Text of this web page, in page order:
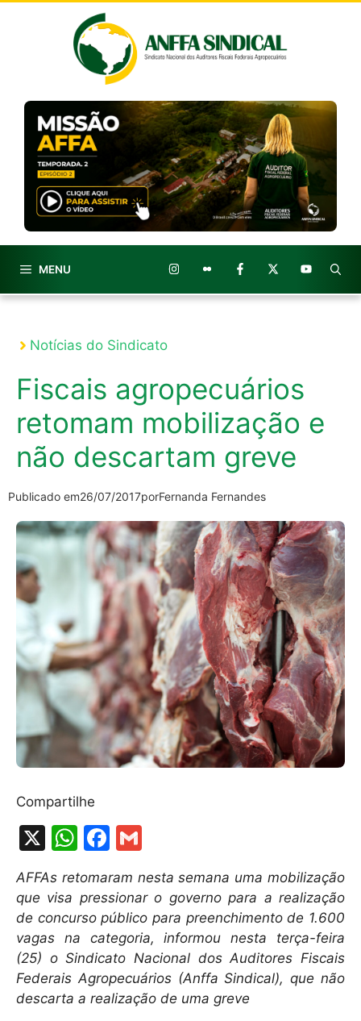
MENU
Notícias do Sindicato
Fiscais agropecuários
retomam mobilização e
não descartam greve
Publicado em26/07/2017porFernanda Fernandes
Compartilhe
X
W
at
s
A
p
p
F
c
e
b
o
o
ai
l
AFFAs retomaram nesta semana uma mobilização
que visa pressionar o governo para a realização
de concurso público para preenchimento de 1.600
vagas na categoria, informou nesta terça-feira
(25) o Sindicato Nacional dos Auditores Fiscais
Federais Agropecuários (Anffa Sindical), que não
descarta a realização de uma greve